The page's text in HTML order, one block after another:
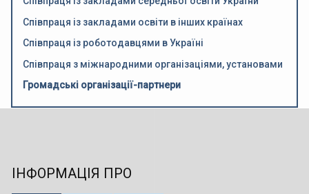
Співпраця із закладами освіти в інших країнах
Співпраця із роботодавцями в Україні
Співпраця з міжнародними організаціями, установами
Громадські організації-партнери
ІНФОРМАЦІЯ ПРО